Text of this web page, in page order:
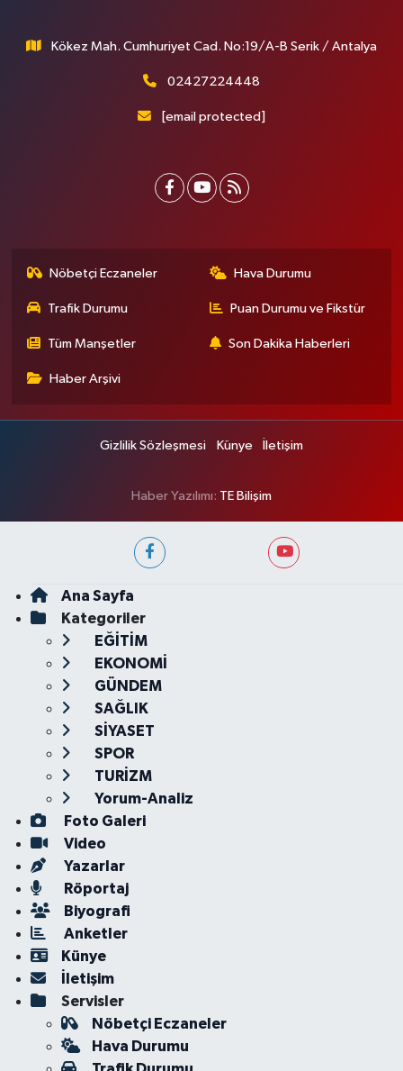
Kökez Mah. Cumhuriyet Cad. No:19/A-B Serik / Antalya
02427224448
[email protected]
Nöbetçi Eczaneler Hava Durumu
Trafik Durumu Puan Durumu ve Fikstür
Tüm Manşetler Son Dakika Haberleri
Haber Arşivi
Gizlilik Sözleşmesi Künye İletişim
Haber Yazılımı: TE Bilişim
Ana Sayfa
Kategoriler
EĞİTİM
EKONOMİ
GÜNDEM
SAĞLIK
SİYASET
SPOR
TURİZM
Yorum-Analiz
Foto Galeri
Video
Yazarlar
Röportaj
Biyografi
Anketler
Künye
İletişim
Servisler
Nöbetçi Eczaneler
Hava Durumu